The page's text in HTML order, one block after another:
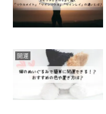
開運